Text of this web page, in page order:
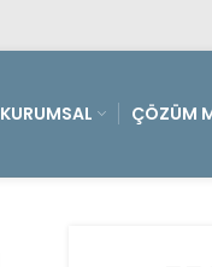
KURUMSAL ÇÖZÜM